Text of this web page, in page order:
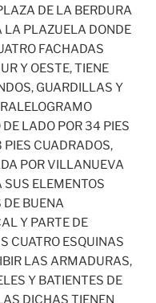
DE LA BERDURA
LA PLAZUELA DONDE
FACHADAS
Y OESTE, TIENE
GUARDILLAS Y
LADO POR 34 PIES
PIES CUADRADOS,
POR VILLANUEVA
ELEMENTOS
DE BUENA
Y PARTE DE
CUATRO ESQUINAS
LAS ARMADURAS,
Y BATIENTES DE
DICHAS TIENEN